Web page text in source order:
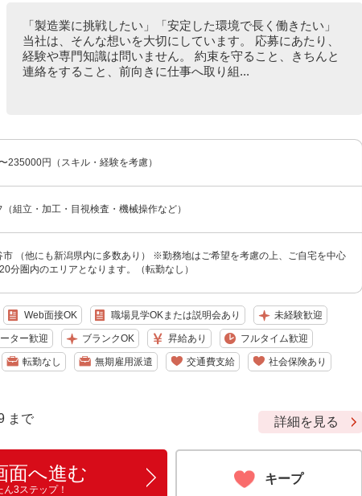
「製造業に挑戦したい」「安定した環境で長く働きたい」
当社は、そんな想いを大切にしています。 応募にあたり、
経験や専門知識は問いません。 約束を守ること、きちんと
連絡をすること、前向きに仕事へ取り組...
235000円（スキル・経験を考慮）
組立・加工・目視検査・機械操作など）
市 （他にも新潟県内に多数あり） ※勤務地はご希望を考慮の上、ご自宅を中心
分圏内のエリアとなります。（転勤なし）
Web面接OK 職場見学OKまたは説明会あり 未経験歓迎
ター歓迎 ブランクOK 昇給あり フルタイム歓迎
転勤なし 無期雇用派遣 交通費支給 社会保険あり
まで 詳細を見る
面へ進む
ん3ステップ！
キープ